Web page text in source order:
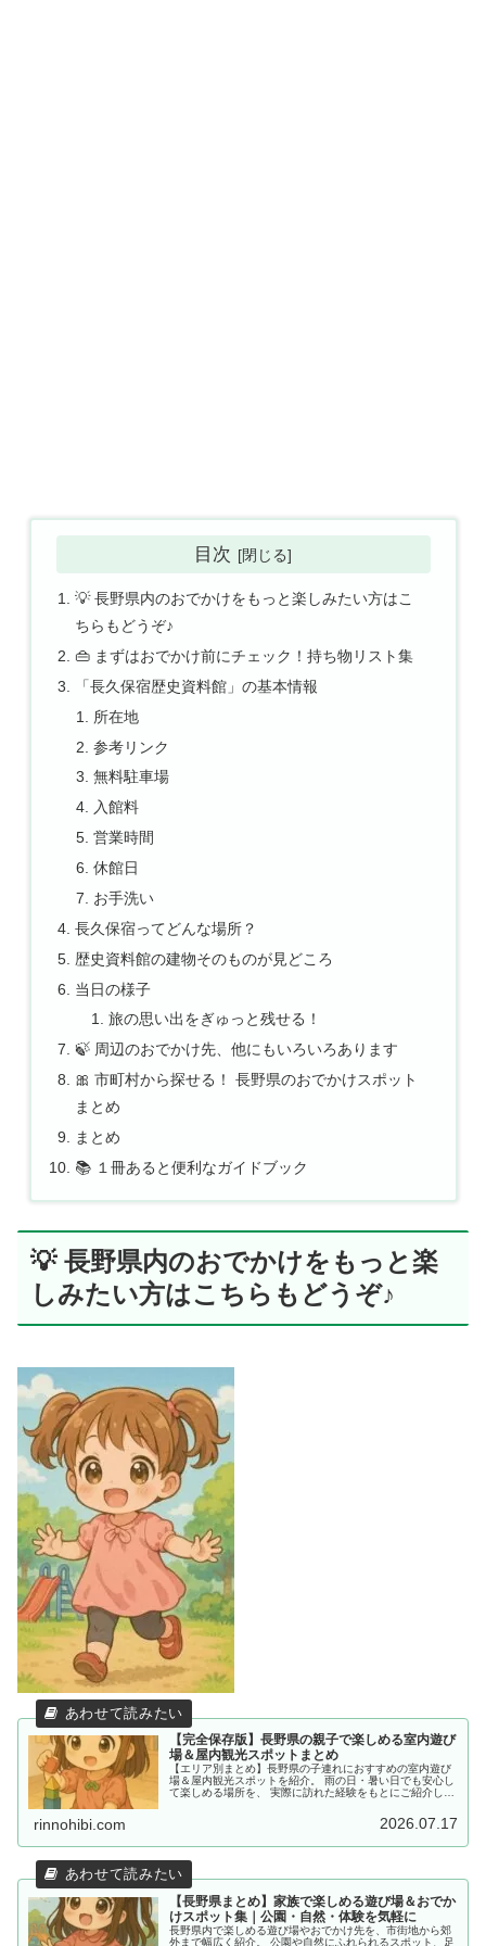
目次
💡 長野県内のおでかけをもっと楽しみたい方はこ
ちらもどうぞ♪
👜 まずはおでかけ前にチェック！持ち物リスト集
「長久保宿歴史資料館」の基本情報
所在地
参考リンク
無料駐車場
入館料
営業時間
休館日
お手洗い
長久保宿ってどんな場所？
歴史資料館の建物そのものが見どころ
当日の様子
旅の思い出をぎゅっと残せる！
🍃 周辺のおでかけ先、他にもいろいろあります
🎀 市町村から探せる！ 長野県のおでかけスポット
まとめ
まとめ
📚 １冊あると便利なガイドブック
💡 長野県内のおでかけをもっと楽
しみたい方はこちらもどうぞ♪
【完全保存版】長野県の親子で楽しめる室内遊び
場＆屋内観光スポットまとめ
【エリア別まとめ】長野県の子連れにおすすめの室内遊び
場＆屋内観光スポットを紹介。 雨の日・暑い日でも安心し
て楽しめる場所を、 実際に訪れた経験をもとにご紹介して
rinnohibi.com 2026.07.17
【長野県まとめ】家族で楽しめる遊び場＆おでか
けスポット集｜公園・自然・体験を気軽に
長野県内で楽しめる遊び場やおでかけ先を、市街地から郊
外まで幅広く紹介。 公園や自然にふれられるスポット、足